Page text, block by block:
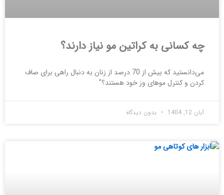
چه کسانی به کراتین مو نیاز دارند؟
می‌دانستید که بیش از 70 درصد از زنان به دنبال راهی برای صاف
کردن و کنترل موهای وز خود هستند؟”
آبان 12, 1404 بدون دیدگاه